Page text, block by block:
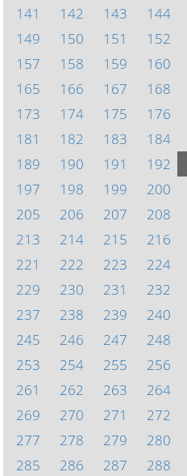
141
142 143 144
149
150 151 152
157
158 159 160
165
166 167 168
173
174 175 176
181
182 183 184
189
190 191 192
197
198 199 200
205
206 207 208
213
214 215 216
221
222 223 224
229
230 231 232
237
238 239 240
245
246 247 248
253
254 255 256
261
262 263 264
269
270 271 272
277
278 279 280
285
286 287 288